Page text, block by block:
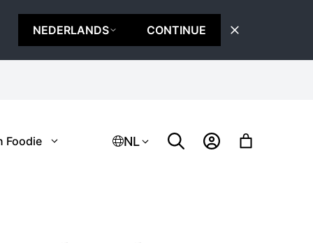
NEDERLANDS CONTINUE
Foodie NL